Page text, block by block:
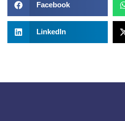
Facebook
LinkedIn